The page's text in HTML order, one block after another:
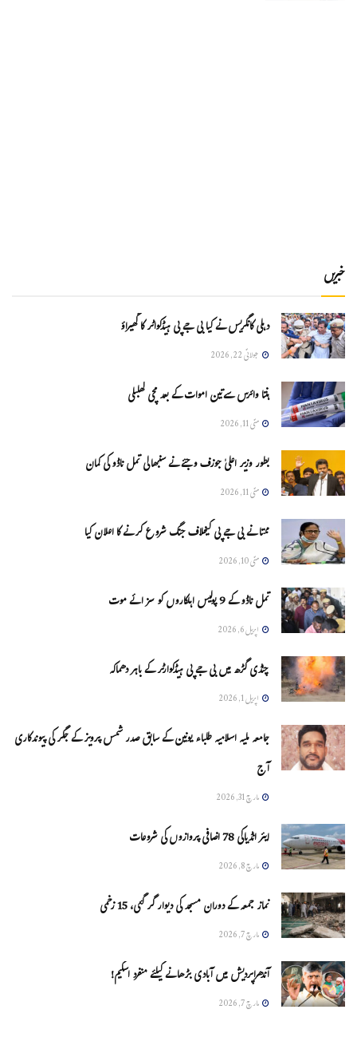
خبریں
دہلی کانگریس نے کیا بی جے پی ہیڈکواٹر کا گھیراؤ
جولائی 22, 2026
ہنتا وائرس سےتین اموات کے بعد مچی کھلبلی
مئی 11, 2026
بطور وزیر اعلیٰ جوزف وجئے نے سنبھالی تمل ناڈو کی کمان
مئی 11, 2026
ممتا نے بی جے پی کیخلاف جنگ شروع کرنے کا اعلان کیا
مئی 10, 2026
تمل ناڈو کے 9 پولیس اہلکاروں کو سزائے موت
اپریل 6, 2026
چنڈی گڑھ میں بی جے پی ہیڈکوارٹر کے باہر دھماکہ
اپریل 1, 2026
جامعہ ملیہ اسلامیہ طلباء یونین کے سابق صدر شمس پرویز کے جگر کی پیوندکاری
آج
مارچ 31, 2026
ایئر انڈیاکی 78 اضافی پروازوں کی شروعات
مارچ 8, 2026
نماز جمعہ کے دوران مسجد کی دیوار گر گئی، 15 زخمی
مارچ 7, 2026
آندھراپردیش میں آبادی بڑھانے کیلئے منفرد اسکیم!
مارچ 7, 2026